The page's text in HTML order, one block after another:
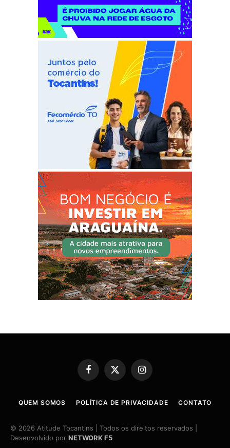
Facebook
X
(Twitter)
Instagram
QUEM SOMOS POLÍTICA DE PRIVACIDADE CONTATO
© 2026 Atitude Tocantins | Todos os direitos reservados |
Desenvolvido por NETWORK F5